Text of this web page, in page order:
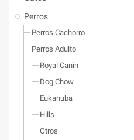
Perros
Perros Cachorro
Perros Adulto
Royal Canin
Dog Chow
Eukanuba
Hills
Otros